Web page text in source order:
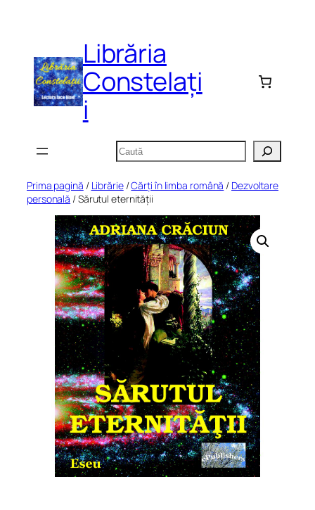
Librăria
Constelați
i
Caută
Prima pagină / Librărie/Cărți în limba română / Dezvoltare
personală / Sărutul eternității